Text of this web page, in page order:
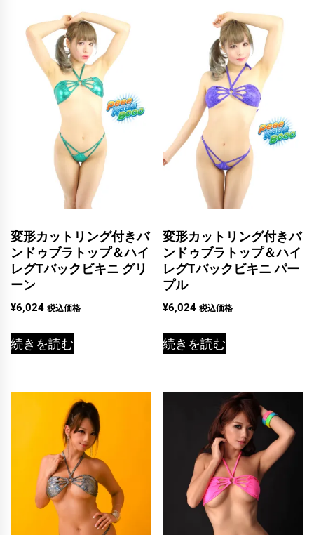
変形カットリング付きバ
ンドゥブラトップ＆ハイ
レグTバックビキニ グリ
ーン
¥6,024 税込価格
続きを読む
変形カットリング付きバ
ンドゥブラトップ＆ハイ
レグTバックビキニ パー
プル
¥6,024 税込価格
続きを読む